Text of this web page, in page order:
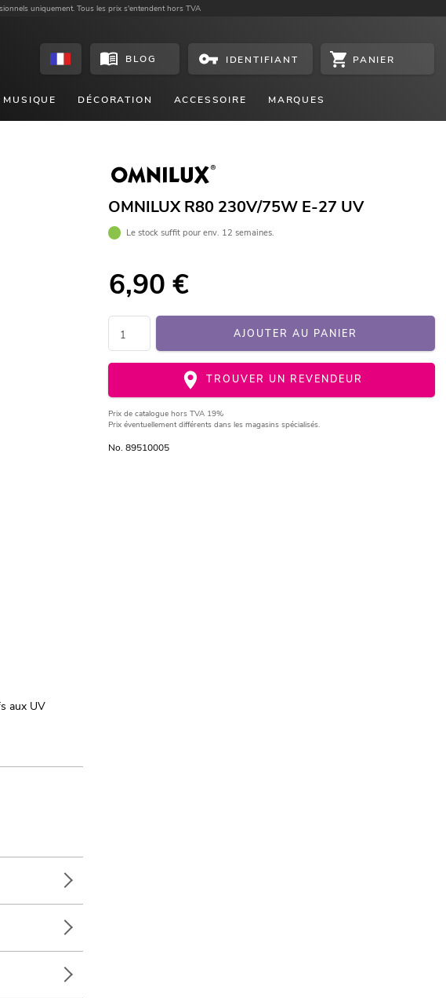
uniquement. Tous les prix s'entendent hors TVA
BLOG IDENTIFIANT PANIER
DÉCORATION ACCESSOIRE MARQUES
OMNILUX R80 230V/75W E-27 UV
Le stock suffit pour env. 12 semaines.
6,90 €
AJOUTER AU PANIER
TROUVER UN REVENDEUR
Prix de catalogue hors TVA 19%
Prix éventuellement différents dans les magasins spécialisés.
No. 89510005
aux UV